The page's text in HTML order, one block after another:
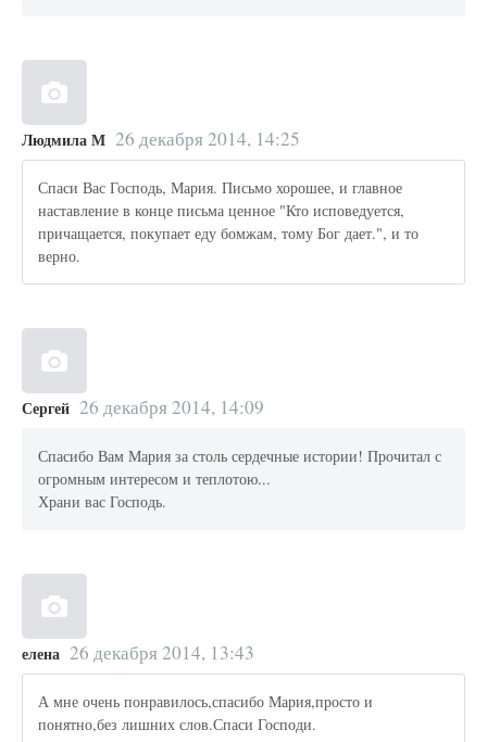
Людмила М 26 декабря 2014, 14:25
Спаси Вас Господь, Мария. Письмо хорошее, и главное
наставление в конце письма ценное "Кто исповедуется,
причащается, покупает еду бомжам, тому Бог дает.", и то
верно.
Сергей 26 декабря 2014, 14:09
Спасибо Вам Мария за столь сердечные истории! Прочитал с
огромным интересом и теплотою...
Храни вас Господь.
елена 26 декабря 2014, 13:43
А мне очень понравилось,спасибо Мария,просто и
понятно,без лишних слов.Спаси Господи.